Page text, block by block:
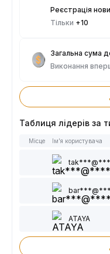
Реєстрація
Тільки +10
Загальна сума
Виконання
Таблиця лідерів за
Місце Ім’я користувача
ATAYA